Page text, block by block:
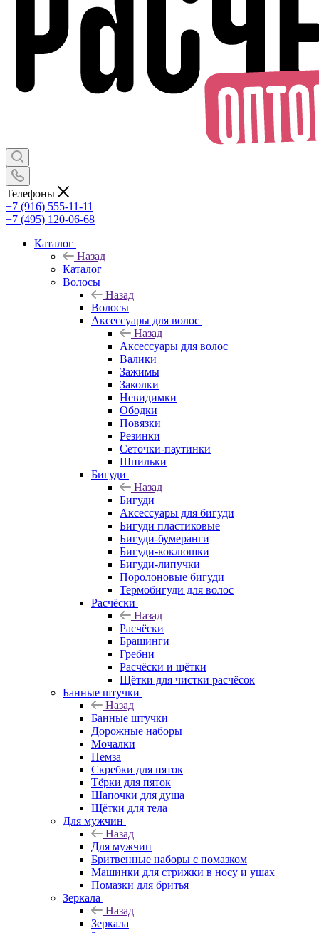
Телефоны
+7 (916) 555-11-11
+7 (495) 120-06-68
Каталог
Назад
Каталог
Волосы
Назад
Волосы
Аксессуары для волос
Назад
Аксессуары для волос
Валики
Зажимы
Заколки
Невидимки
Ободки
Повязки
Резинки
Сеточки-паутинки
Шпильки
Бигуди
Назад
Бигуди
Аксессуары для бигуди
Бигуди пластиковые
Бигуди-бумеранги
Бигуди-коклюшки
Бигуди-липучки
Поролоновые бигуди
Термобигуди для волос
Расчёски
Назад
Расчёски
Брашинги
Гребни
Расчёски и щётки
Щётки для чистки расчёсок
Банные штучки
Назад
Банные штучки
Дорожные наборы
Мочалки
Пемза
Скребки для пяток
Тёрки для пяток
Шапочки для душа
Щётки для тела
Для мужчин
Назад
Для мужчин
Бритвенные наборы с помазком
Машинки для стрижки в носу и ушах
Помазки для бритья
Зеркала
Назад
Зеркала